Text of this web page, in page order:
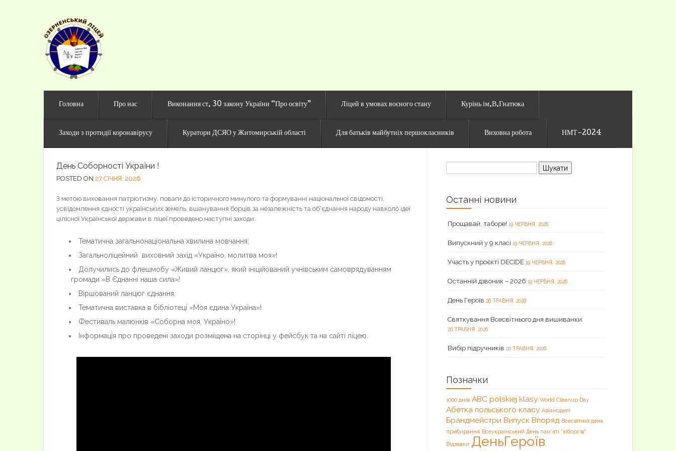
Головна Про нас Виконання ст. 30 закону України “Про освіту” Ліцей в умовах воєного стану Курінь ім.В.Гнатюка
Заходи з протидії коронавірусу Куратори ДСЯО у Житомирській області Для батьків майбутніх першокласників Виховна робота НМТ-2024
День Соборності України !
POSTED ON 27 СІЧНЯ, 2026
З метою виховання патріотизму, поваги до історичного минулого та формуванні національної свідомості,
усвідомлення єдності українських земель, вшанування борців за незалежність та об’єднання народу навколо ідеї
цілісної Української держави в ліцеї проведено наступні заходи:
Тематична загальнонаціональна хвилина мовчання;
Загальноліцейний виховний захід «Україно, молитва моя»!
Долучились до флешмобу «Живий ланцюг», який ініційований учнівським самоврядуванням
громади «В Єднанні наша сила»!
Віршований ланцюг єднання.
Тематична виставка в бібліотеці «Моя єдина Україна»!
Фестиваль малюнків «Соборна моя, Україно»!
Інформація про проведені заходи розміщена на сторінці у фейсбук та на сайті ліцею.
Пошук:
Останні новини
Прощавай, таборе! 19 ЧЕРВНЯ, 2026
Випускний у 9 класі 19 ЧЕРВНЯ, 2026
Участь у проєкті DECIDE 19 ЧЕРВНЯ, 2026
Останній дзвоник – 2026 19 ЧЕРВНЯ, 2026
День Героїв 26 ТРАВНЯ, 2026
Святкування Всесвітнього дня вишиванки
26 ТРАВНЯ, 2026
Вибір підручників 20 ТРАВНЯ, 2026
Позначки
1000 днів ABC polskiej klasy World Cleanup Day
Абетка польського класу Авіамоделі
Брандмейстри Випуск Впоряд Всесвітній день
прибирання Всеукраїнський День пам'яті "кіборгів"
Відзнаки ДеньГероїв